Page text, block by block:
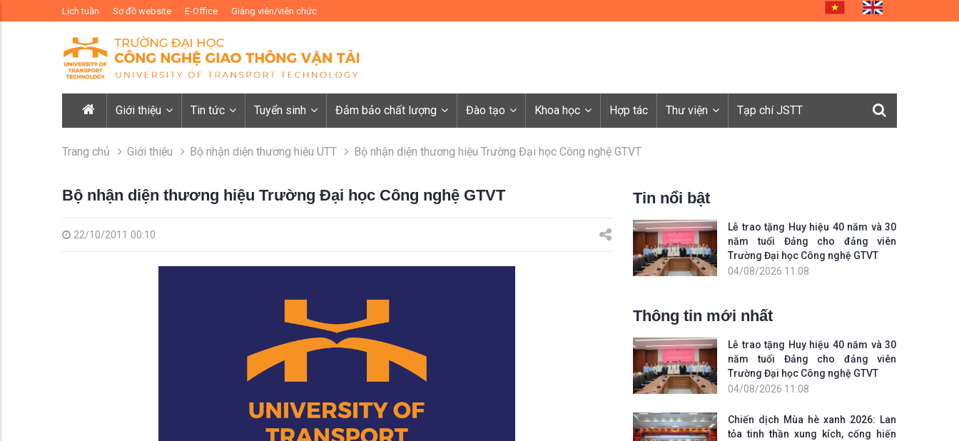
Lịch tuần Sơ đồ website E-Office Giảng viên/viên chức
Giới thiệu Tin tức Tuyển sinh Đảm bảo chất lượng Đào tạo Khoa học Hợp tác Thư viện Tạp chí JSTT
Trang chủ Giới thiệu Bộ nhận diện thương hiệu UTT Bộ nhận diện thương hiệu Trường Đại học Công nghệ GTVT
Bộ nhận diện thương hiệu Trường Đại học Công nghệ GTVT
22/10/2011 00:10
Tin nổi bật
Lễ trao tặng Huy hiệu 40 năm và 30
năm tuổi Đảng cho đảng viên
Trường Đại học Công nghệ GTVT
04/08/2026 11:08
Thông tin mới nhất
Lễ trao tặng Huy hiệu 40 năm và 30
năm tuổi Đảng cho đảng viên
Trường Đại học Công nghệ GTVT
04/08/2026 11:08
Chiến dịch Mùa hè xanh 2026: Lan
tỏa tinh thần xung kích, cống hiến